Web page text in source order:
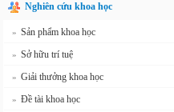
Nghiên cứu khoa học
» Sản phẩm khoa học
» Sở hữu trí tuệ
» Giải thưởng khoa học
» Đề tài khoa học